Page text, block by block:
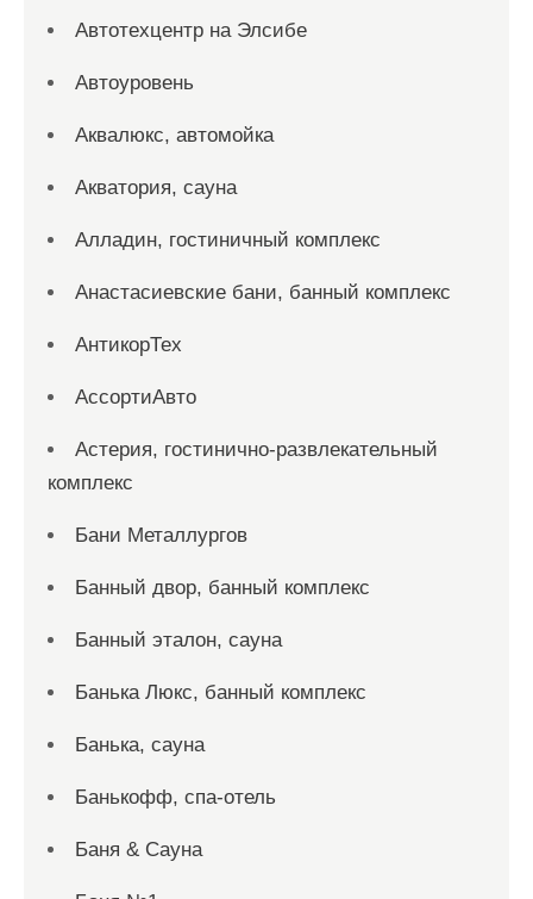
Автотехцентр на Элсибе
Автоуровень
Аквалюкс, автомойка
Акватория, сауна
Алладин, гостиничный комплекс
Анастасиевские бани, банный комплекс
АнтикорТех
АссортиАвто
Астерия, гостинично-развлекательный
комплекс
Бани Металлургов
Банный двор, банный комплекс
Банный эталон, сауна
Банька Люкс, банный комплекс
Банька, сауна
Банькофф, спа-отель
Баня & Сауна